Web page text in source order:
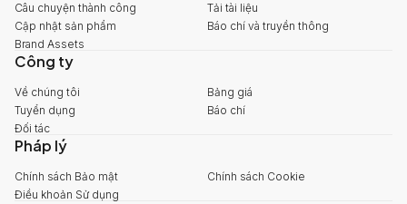
Câu chuyện thành công
Tải tài liệu
Cập nhật sản phẩm
Báo chí và truyền thông
Brand Assets
Công ty
Về chúng tôi
Bảng giá
Tuyển dụng
Báo chí
Đối tác
Pháp lý
Chính sách Bảo mật
Chính sách Cookie
Điều khoản Sử dụng